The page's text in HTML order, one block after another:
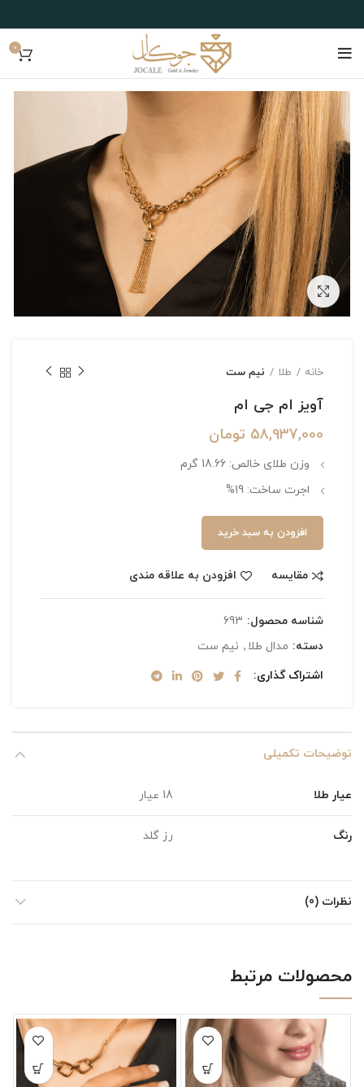
0
بزرگنمایی تصویر
خانه طلا نیم ست
آویز ام جی ام
58,937,000 تومان
وزن طلای خالص: 18.66 گرم
اجرت ساخت: 19%
افزودن به سبد خرید
مقایسه افزودن به علاقه مندی
شناسه محصول: 693
دسته: مدال طلا , نیم ست
اشتراک گذاری
توضیحات تکمیلی
عیار طلا 18 عیار
رنگ رز گلد
نظرات (0)
محصولات مرتبط